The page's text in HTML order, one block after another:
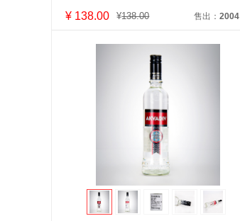
¥ 138.00 ¥138.00 售出：2004